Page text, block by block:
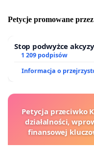
Petycje promowane
Stop podwyżce
1 209 podpisów
Informacja o
Petycja przeciwko
działalności,
finansowej